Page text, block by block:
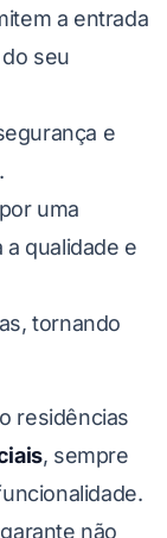
a entrada
seu
e
uma
qualidade e
tornando
residências
, sempre
não